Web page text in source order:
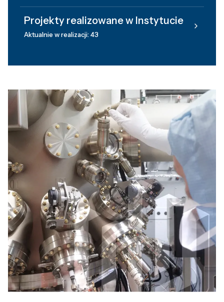
Projekty realizowane w Instytucie
Aktualnie w realizacji: 43